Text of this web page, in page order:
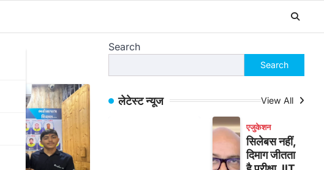
Search
Search
लेटेस्ट न्यूज View All
एजुकेशन
सिलेबस नहीं,
दिमाग जीतता